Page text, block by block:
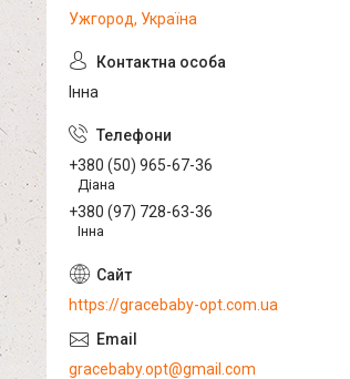
Ужгород, Україна
Інна
+380 (50) 965-67-36
Діана
+380 (97) 728-63-36
Інна
https://gracebaby-opt.com.ua
gracebaby.opt@gmail.com